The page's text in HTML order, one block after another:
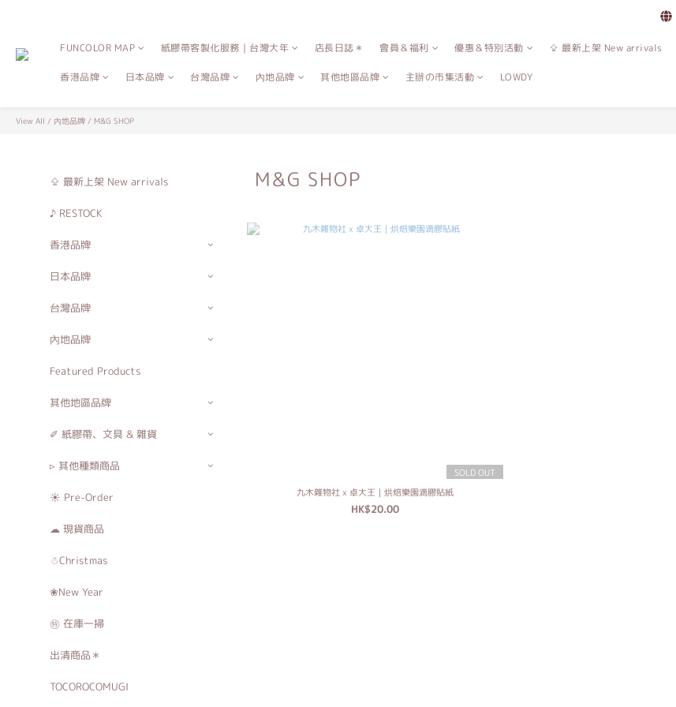
FUNCOLOR MAP 紙膠帶客製化服務｜台灣大年 店長日誌＊ 會員＆福利 優惠＆特別活動 ⇪ 最新上架 New arrivals
香港品牌 日本品牌 台灣品牌 內地品牌 其他地區品牌 主辦の市集活動 LOWDY
View All / 內地品牌 / M&G SHOP
⇪ 最新上架 New arrivals
♪ RESTOCK
香港品牌
日本品牌
台灣品牌
內地品牌
Featured Products
其他地區品牌
✐ 紙膠帶、文具 & 雜貨
▹ 其他種類商品
☀ Pre-Order
☁ 現貨商品
☃Christmas
❀New Year
㊕ 在庫一掃
出清商品＊
TOCOROCOMUGI
M&G SHOP
SOLD OUT
九木雜物社 x 卓大王｜烘焙樂園滴膠貼紙
HK$20.00